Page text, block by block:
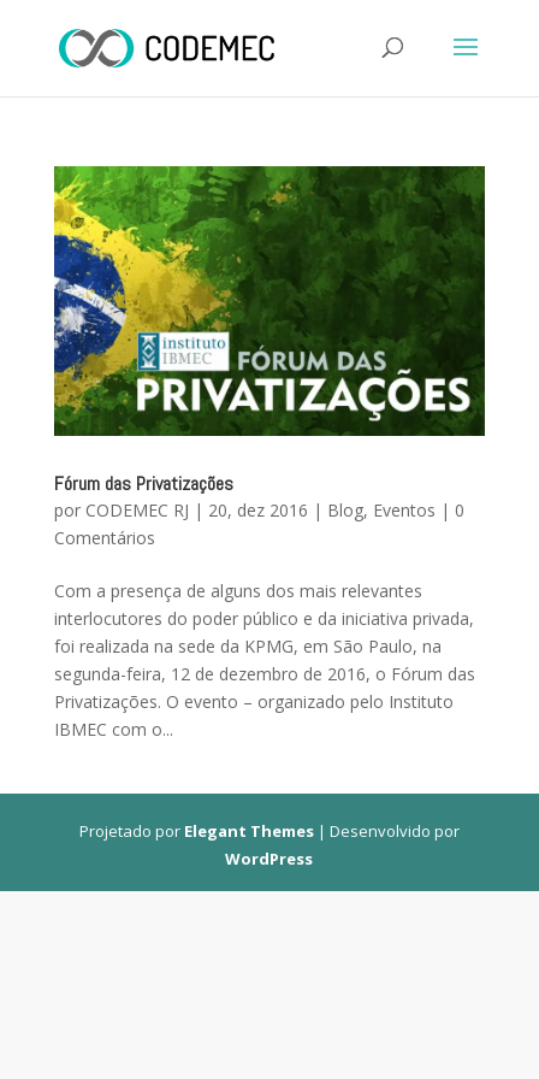
Fórum das Privatizações
por CODEMEC RJ | 20, dez 2016 | Blog, Eventos | 0
Comentários
Com a presença de alguns dos mais relevantes
interlocutores do poder público e da iniciativa privada,
foi realizada na sede da KPMG, em São Paulo, na
segunda-feira, 12 de dezembro de 2016, o Fórum das
Privatizações. O evento – organizado pelo Instituto
IBMEC com o...
Projetado por Elegant Themes| Desenvolvido por
WordPress